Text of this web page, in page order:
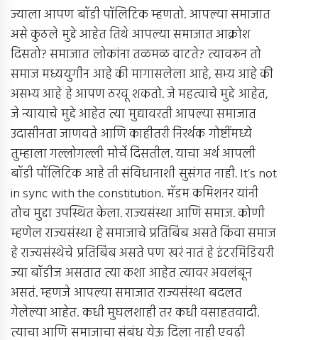
ज्याला आपण बॉडी पॉलिटिक म्हणतो. आपल्या समाजात
असे कुठले मुद्दे आहेत तिथे आपल्या समाजात आक्रोश
दिसतो? समाजात लोकांना तळमळ वाटते? त्यावरून तो
समाज मध्ययुगीन आहे की मागासलेला आहे, सभ्य आहे की
असभ्य आहे हे आपण ठरवू शकतो. जे महत्वाचे मुद्दे आहेत,
जे न्यायाचे मुद्दे आहेत त्या मुद्यावरती आपल्या समाजात
उदासीनता जाणवते आणि काहीतरी निरर्थक गोष्टींमध्ये
तुम्हाला गल्लोगल्ली मोर्चे दिसतील. याचा अर्थ आपली
बॉडी पॉलिटिक आहे ती संविधानाशी सुसंगत नाही. It’s not
in sync with the constitution. मॅडम कमिशनर यांनी
तोच मुद्दा उपस्थित केला. राज्यसंस्था आणि समाज. कोणी
म्हणेल राज्यसंस्था हे समाजाचे प्रतिबिंब असते किंवा समाज
हे राज्यसंस्थेचे प्रतिबिंब असते पण खरं नातं हे इंटरमिडियरी
ज्या बॉडीज असतात त्या कशा आहेत त्यावर अवलंबून
असतं. म्हणजे आपल्या समाजात राज्यसंस्था बदलत
गेलेल्या आहेत. कधी मुघलशाही तर कधी वसाहतवादी.
त्याचा आणि समाजाचा संबंध येऊ दिला नाही एवढी